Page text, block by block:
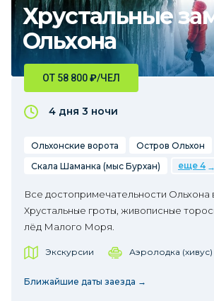
Хрустальные
Ольхона
ОТ 58 800₽/ЧЕЛ
4 дня 3 ночи
Ольхонские ворота
Остров Ольхон
Скала Шаманка (мыс Бурхан)
еще 4
Все достопримечательности Ольхона
Хрустальные гроты, живописные
лёд Малого Моря.
Экскурсии Аэролодка (хивус)
Ближайшие даты заезда →